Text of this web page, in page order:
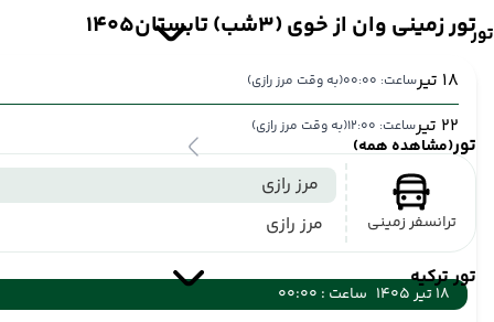
تور
تور(مشاهده همه)
تور ترکیه
تور زمینی وان از خوی (3شب) تابستان1405
18 تیر ساعت: 00:00 (به وقت مرز رازی)
22 تیر ساعت: 12:00 (به وقت مرز رازی)
ترانسفر زمینی
مرز رازی
مرز رازی
18 تیر 1405
ساعت : 00:00